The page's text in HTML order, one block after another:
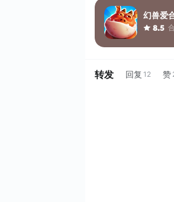
幻兽爱
8.5
转发 回复 12 赞